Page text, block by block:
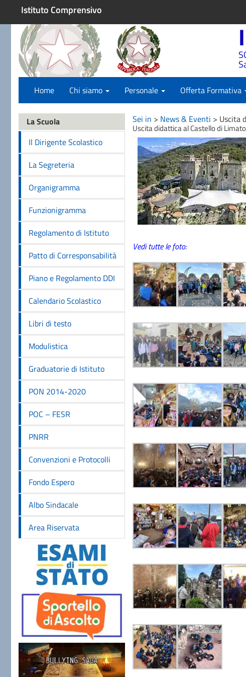
Istituto Comprensivo
Home Chi siamo Personale Offerta Formativa
La Scuola
Il Dirigente Scolastico
La Segreteria
Organigramma
Funzionigramma
Regolamento di Istituto
Patto di Corresponsabilità
Piano e Regolamento DDI
Calendario Scolastico
Libri di testo
Modulistica
Graduatorie di Istituto
PON 2014-2020
POC – FESR
PNRR
Convenzioni e Protocolli
Fondo Espero
Albo Sindacale
Area Riservata
Sei in > News & Eventi > Uscita
Uscita didattica al Castello di
Vedi tutte le foto: